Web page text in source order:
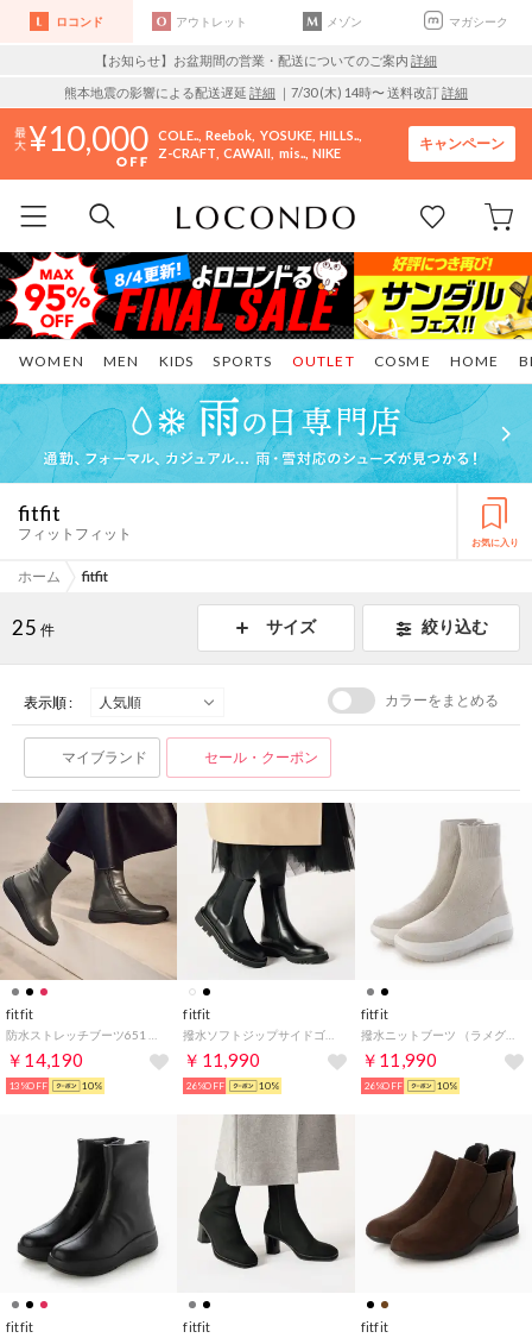
ロコンド アウトレット メゾン マガシーク
【お知らせ】お盆期間の営業・配送についてのご案内 詳細
熊本地震の影響による配送遅延 詳細 ｜7/30 (木) 14時〜 送料改訂詳細
10,000 COLE.. Reebok YOSUKE HILLS..
Z-CRAFT CAWAII mis.. NIKE
キャンペーン
WOMEN MEN KIDS SPORTS COSME HOME
OUTLET
fitfit
フィットフィット お気に入り
ホーム fitfit
25 件 サイズ 絞り込む
表示順 : カラーをまとめる
マイブランド セール・クーポン
fitfit
￥14,190
13%OFF 10%
fitfit
￥11,990
26%OFF 10%
fitfit
撥水ニットブーツ （ラメグレー）
￥11,990
26%OFF 10%
fitfit fitfit fitfit